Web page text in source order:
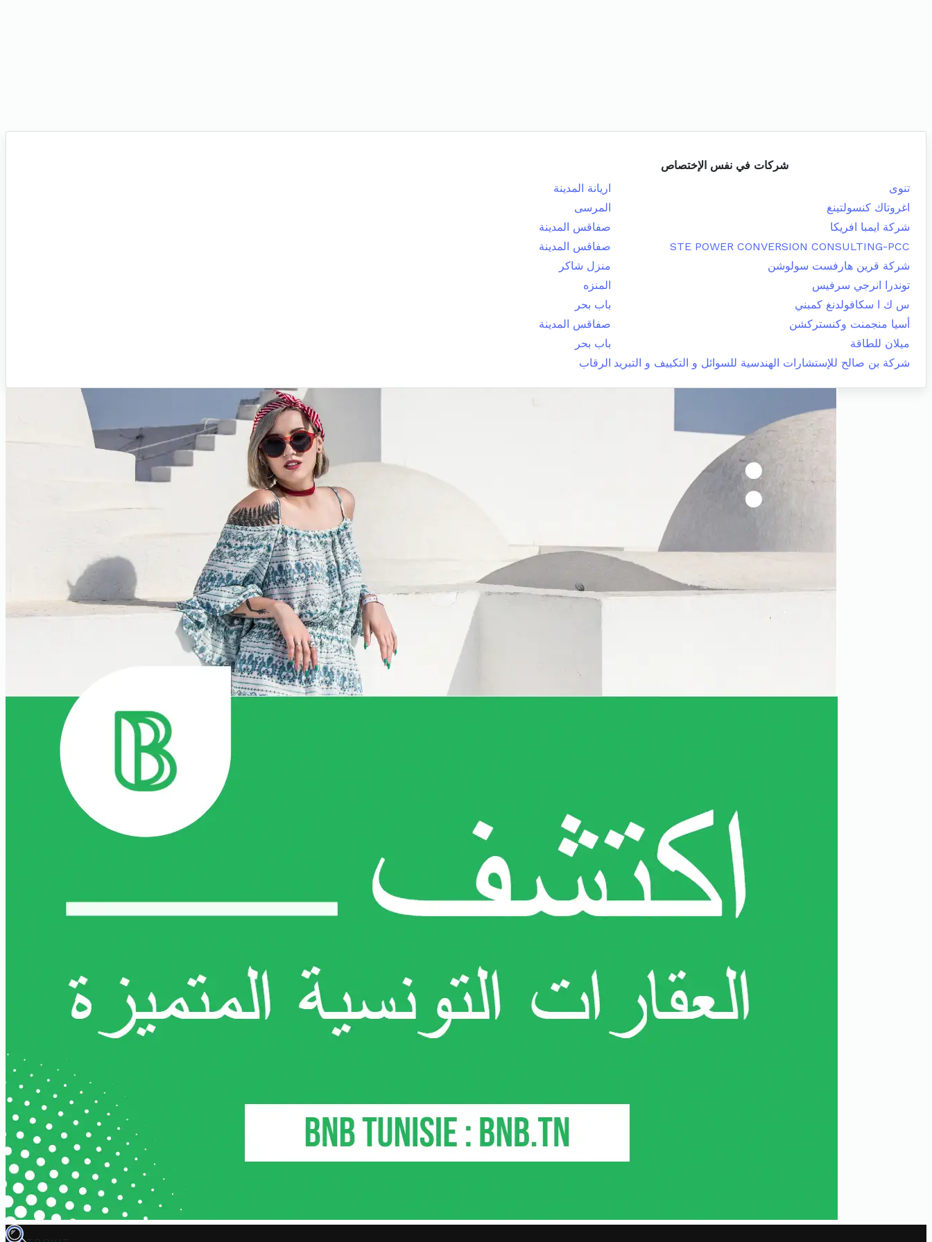
شركات في نفس الإختصاص
تنوى
اريانة المدينة
اغروتاك كنسولتينغ
المرسى
شركة ايمبا افريكا
صفاقس المدينة
STE POWER CONVERSION CONSULTING-PCC
صفاقس المدينة
شركة قرين هارفست سولوشن
منزل شاكر
توندرا انرجي سرفيس
المنزه
س ك ا سكافولدنغ كمبني
باب بحر
أسيا منجمنت وكنستركشن
صفاقس المدينة
ميلان للطاقة
باب بحر
شركة بن صالح للإستشارات الهندسية للسوائل و التكييف و التبريد الرقاب